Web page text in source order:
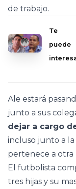
de trabajo.
Te
puede
Ale estará
junto a sus
dejar a cargo
incluso junto a
pertenece a otra
El futbolista
tres hijas y su